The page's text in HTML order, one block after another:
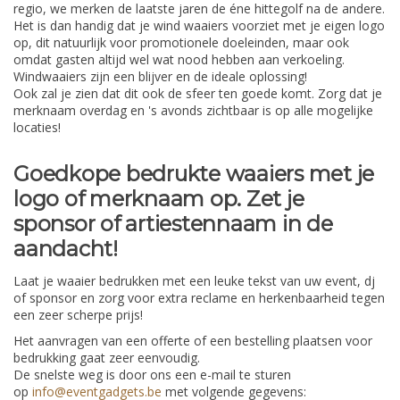
regio, we merken de laatste jaren de éne hittegolf na de andere.
Het is dan handig dat je wind waaiers voorziet met je eigen logo
op, dit natuurlijk voor promotionele doeleinden, maar ook
omdat gasten altijd wel wat nood hebben aan verkoeling.
Windwaaiers zijn een blijver en de ideale oplossing!
Ook zal je zien dat dit ook de sfeer ten goede komt. Zorg dat je
merknaam overdag en 's avonds zichtbaar is op alle mogelijke
locaties!
Goedkope bedrukte waaiers met je
logo of merknaam op. Zet je
sponsor of artiestennaam in de
aandacht!
Laat je waaier bedrukken met een leuke tekst van uw event, dj
of sponsor en zorg voor extra reclame en herkenbaarheid tegen
een zeer scherpe prijs!
Het aanvragen van een offerte of een bestelling plaatsen voor
bedrukking gaat zeer eenvoudig.
De snelste weg is door ons een e-mail te sturen
op info@eventgadgets.be met volgende gegevens: